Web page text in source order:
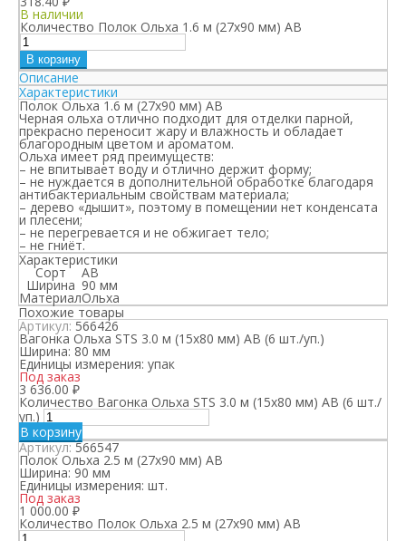
В наличии
Количество Полок Ольха 1.6 м (27х90 мм) АВ
В корзину
Описание
Характеристики
Полок Ольха 1.6 м (27х90 мм) АВ
Черная ольха отлично подходит для отделки парной,
прекрасно переносит жару и влажность и обладает
благородным цветом и ароматом.
Ольха имеет ряд преимуществ:
– не впитывает воду и отлично держит форму;
– не нуждается в дополнительной обработке благодаря
антибактериальным свойствам материала;
– дерево «дышит», поэтому в помещении нет конденсата
и плесени;
– не перегревается и не обжигает тело;
– не гниёт.
Характеристики
Сорт АВ
Ширина 90 мм
МатериалОльха
Похожие товары
Артикул:566426
Вагонка Ольха STS 3.0 м (15х80 мм) АВ (6 шт./уп.)
Ширина: 80 мм
Единицы измерения: упак
Под заказ
3 636.00 ₽
Количество Вагонка Ольха STS 3.0 м (15х80 мм) АВ (6 шт./
уп.)
В корзину
Артикул:566547
Полок Ольха 2.5 м (27х90 мм) АВ
Ширина: 90 мм
Единицы измерения: шт.
Под заказ
1 000.00 ₽
Количество Полок Ольха 2.5 м (27х90 мм) АВ